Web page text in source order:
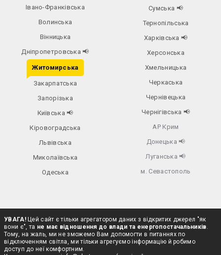
Івано-Франківська
Волинська
Вінницька
Дніпропетровська📢
Житомирська
Закарпатська
Запорізька
Київська📢
Кіровоградська
Львівська
Миколаївська
Одеська
Сумська 📢
Тернопільська
Харківська 📢
Херсонська
Хмельницька
Черкаська
Чернівецька
Чернігівська 📢
АР Крим
Донецька 📢
Луганська 📢
м. Севастополь
УВАГА!Цей сайт є тільки агрегатором даних з відкритих джерел "як
вони є", та не має відношення до влади та енергопостачальників.
Тому, на жаль, ми не зможемо Вам допомогти в питаннях по
відключенням світла, ми тільки агрегуємо інформацію й робимо
доступ до неї комфортним.